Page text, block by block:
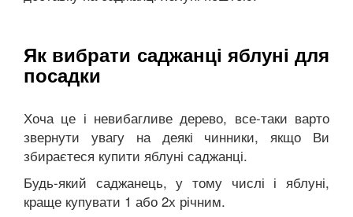
Як вибрати саджанці яблуні для
посадки
Хоча це і невибагливе дерево, все-таки варто
звернути увагу на деякі чинники, якщо Ви
збираєтеся купити яблуні саджанці.
Будь-який саджанець, у тому числі і яблуні,
краще купувати 1 або 2х річним.